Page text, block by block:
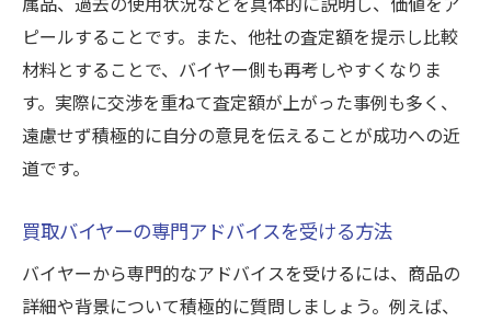
ピールすることです。また、他社の査定額を提示し比較
材料とすることで、バイヤー側も再考しやすくなりま
す。実際に交渉を重ねて査定額が上がった事例も多く、
遠慮せず積極的に自分の意見を伝えることが成功への近
道です。
買取バイヤーの専門アドバイスを受ける方法
バイヤーから専門的なアドバイスを受けるには、商品の
詳細や背景について積極的に質問しましょう。例えば、